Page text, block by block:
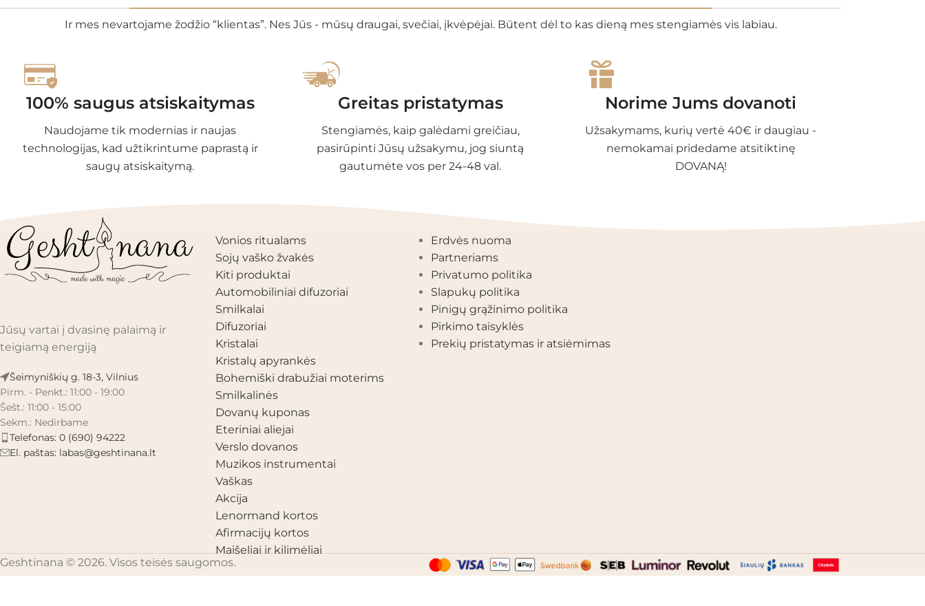
Ir mes nevartojame žodžio “klientas”. Nes Jūs - mūsų draugai, svečiai, įkvėpėjai. Būtent dėl to kas dieną mes stengiamės vis labiau.
100% saugus atsiskaitymas
Naudojame tik modernias ir naujas
technologijas, kad užtikrintume paprastą ir
saugų atsiskaitymą.
Greitas pristatymas
Stengiamės, kaip galėdami greičiau,
pasirūpinti Jūsų užsakymu, jog siuntą
gautumėte vos per 24-48 val.
Norime Jums dovanoti
Užsakymams, kurių vertė 40€ ir daugiau -
nemokamai pridedame atsitiktinę
DOVANĄ!
Jūsų vartai į dvasinę palaimą ir
teigiamą energiją
Šeimyniškių g. 18-3, Vilnius
Pirm. - Penkt.: 11:00 - 19:00
Šešt.: 11:00 - 15:00
Sekm.: Nedirbame
Telefonas: 0 (690) 94222
El. paštas: labas@geshtinana.lt
PRODUKTŲ KATEGORIJOS
Vonios ritualams
Sojų vaško žvakės
Kiti produktai
Automobiliniai difuzoriai
Smilkalai
Difuzoriai
Kristalai
Kristalų apyrankės
Bohemiški drabužiai moterims
Smilkalinės
Dovanų kuponas
Eteriniai aliejai
Verslo dovanos
Muzikos instrumentai
Vaškas
Akcija
Lenormand kortos
Afirmacijų kortos
Maišeliai ir kilimėliai
Erdvės nuoma
Partneriams
Privatumo politika
Slapukų politika
Pinigų grąžinimo politika
Pirkimo taisyklės
Prekių pristatymas ir atsiėmimas
Geshtinana © 2026. Visos teisės saugomos.